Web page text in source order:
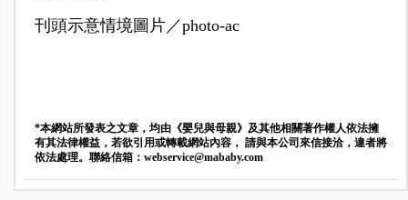
刊頭示意情境圖片／photo-ac
*本網站所發表之文章，均由《嬰兒與母親》及其他相關著作權人依法擁
有其法律權益，若欲引用或轉載網站內容， 請與本公司來信接洽，違者將
依法處理。聯絡信箱： webservice@mababy.com